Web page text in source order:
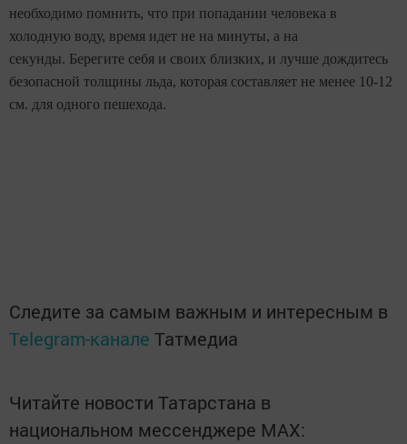
необходимо помнить, что при попадании человека в
холодную воду, время идет не на минуты, а на
секунды. Берегите себя и своих близких, и лучше дождитесь
безопасной толщины льда, которая составляет не менее 10-12
см. для одного пешехода.
Следите за самым важным и интересным в
Telegram-канале Татмедиа
Читайте новости Татарстана в
национальном мессенджере MАХ: